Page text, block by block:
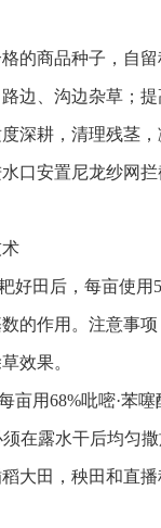
格的商品种子，自
路边、沟边杂草；
深耕，清理残茎
水口安置尼龙纱网
好田后，每亩使
的作用。注意事
效果。
亩用68%吡嘧·苯
在露水干后均匀
大田，秧田和直